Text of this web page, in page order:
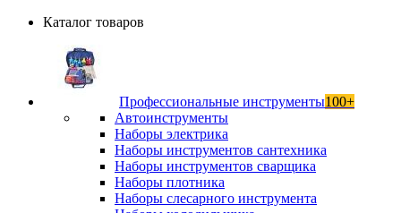
Каталог товаров
Профессиональные инструменты100+
Автоинструменты
Наборы электрика
Наборы инструментов сантехника
Наборы инструментов сварщика
Наборы плотника
Наборы слесарного инструмента